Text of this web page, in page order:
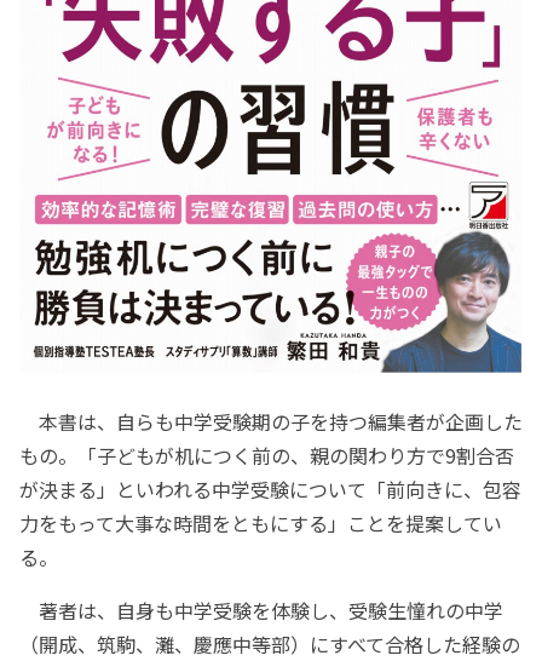
本書は、自らも中学受験期の子を持つ編集者が企画した
もの。「子どもが机につく前の、親の関わり方で9割合否
が決まる」といわれる中学受験について「前向きに、包容
力をもって大事な時間をともにする」ことを提案してい
る。
著者は、自身も中学受験を体験し、受験生憧れの中学
（開成、筑駒、灘、慶應中等部）にすべて合格した経験の